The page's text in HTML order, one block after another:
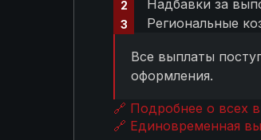
Надбавки за
Региональные
Все выплаты
оформления.
🔗 Подробнее о всех
🔗 Единовременная